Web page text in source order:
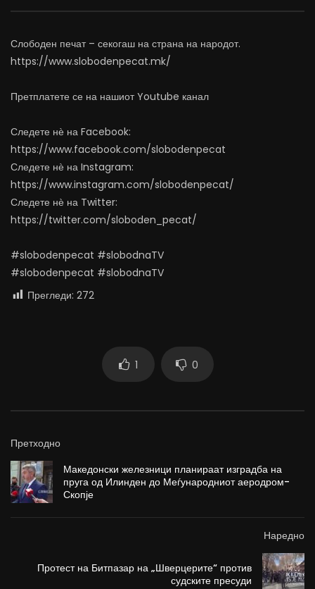
0
1.1K 11 0
0
1K 11 0
Слободен печат – секогаш на страна на народот.
https://www.slobodenpecat.mk/
Претплатете се на нашиот Youtube канал
Следете нѐ на Facebook:
https://www.facebook.com/slobodenpecat
Следете нѐ на Instagram:
https://www.instagram.com/slobodenpecat/
Следете нѐ на Twitter:
https://twitter.com/sloboden_pecat/
#slobodenpecat #slobodnaTV
#slobodenpecat #slobodnaTV
Прегледи: 272
1 0
Претходно
Македонски железници планираат изградба на
пруга од Илинден до Меѓународниот аеродром-
Скопје
Наредно
Протест на Битпазар на „Шверцерите“ против
судските пресуди